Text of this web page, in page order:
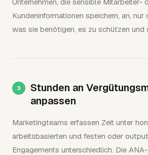
Kundeninformationen speichern, an, nur
was sie benötigen, es zu schützen und
Stunden an
anpassen
Marketingteams erfassen Zeit unter
arbeitsbasierten und festen oder
Engagements unterschiedlich. Die